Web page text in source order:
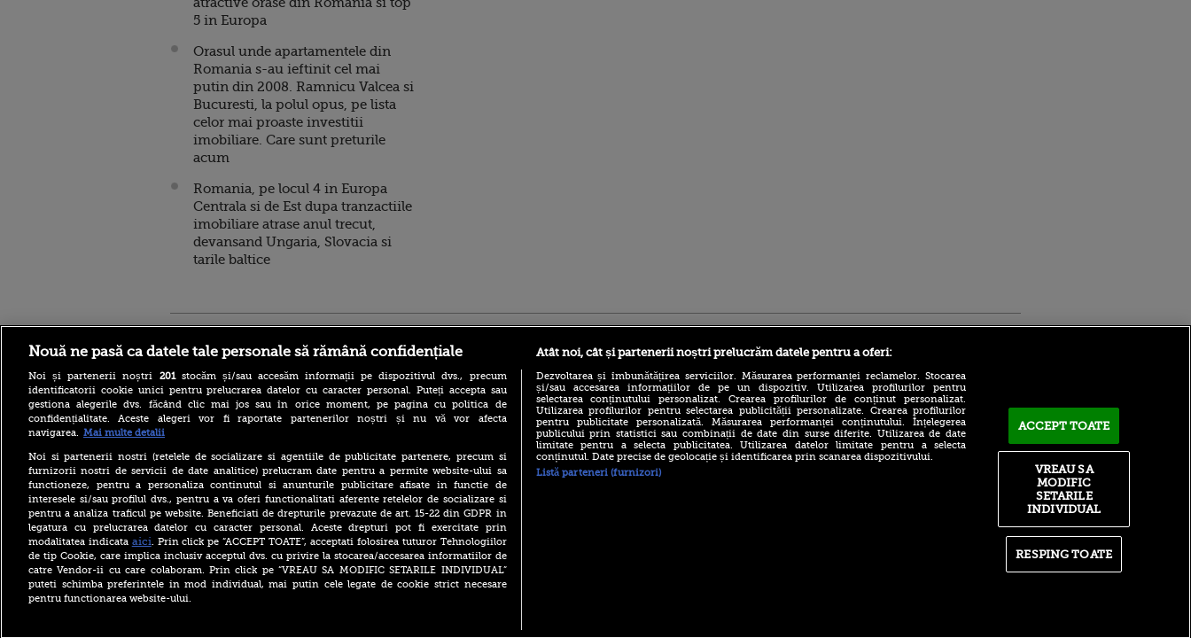
5 in Europa
Orasul unde apartamentele din
Romania s-au ieftinit cel mai
putin din 2008. Ramnicu Valcea si
Bucuresti, la polul opus, pe lista
celor mai proaste investitii
imobiliare. Care sunt preturile
acum
Romania, pe locul 4 in Europa
Centrala si de Est dupa tranzactiile
imobiliare atrase anul trecut,
devansand Ungaria, Slovacia si
tarile baltice
româncă a fost arestată în
Germania pentru spionaj în
favoarea Rusiei
Alerta West Nile: două
persoane au murit, iar
numărul cazurilor a ajuns la
10. Măsurile de protecție
împotriva țânțarilor
Ce le-a spus Donald Trump
donatorilor despre
succesorul său pentru
(P) Descoperă Lumea
Evenimentelor din România
Atmosferă din altă lume la
City pentru 50.000.000€ și a
Nouă ne pasă ca datele tale personale să rămână confidențiale
Noi și partenerii noștri 201stocăm și/sau accesăm informații pe dispozitivul dvs., precum
identificatorii cookie unici pentru prelucrarea datelor cu caracter personal. Puteți accepta sau
gestiona alegerile dvs. făcând clic mai jos sau în orice moment, pe pagina cu politica de
confidențialitate. Aceste alegeri vor fi raportate partenerilor noștri și nu vă vor afecta
navigarea. Mai multe detalii
Noi si partenerii nostri (retelele de socializare si agentiile de publicitate partenere, precum si
furnizorii nostri de servicii de date analitice) prelucram date pentru a permite website-ului sa
functioneze, pentru a personaliza continutul si anunturile publicitare afisate in functie de
interesele si/sau profilul dvs., pentru a va oferi functionalitati aferente retelelor de socializare si
pentru a analiza traficul pe website. Beneficiati de drepturile prevazute de art. 15-22 din GDPR in
legatura cu prelucrarea datelor cu caracter personal. Aceste drepturi pot fi exercitate prin
modalitatea indicata aici. Prin click pe “ACCEPT TOATE”, acceptati folosirea tuturor Tehnologiilor
de tip Cookie, care implica inclusiv acceptul dvs. cu privire la stocarea/accesarea informatiilor de
catre Vendor-ii cu care colaboram. Prin click pe “VREAU SA MODIFIC SETARILE INDIVIDUAL”
puteti schimba preferintele in mod individual, mai putin cele legate de cookie strict necesare
pentru functionarea website-ului.
Atât noi, cât și partenerii noștri prelucrăm datele pentru a oferi:
Dezvoltarea și îmbunătățirea serviciilor. Măsurarea performanței reclamelor. Stocarea
și/sau accesarea informațiilor de pe un dispozitiv. Utilizarea profilurilor pentru
selectarea conținutului personalizat. Crearea profilurilor de conținut personalizat.
Utilizarea profilurilor pentru selectarea publicității personalizate. Crearea profilurilor
pentru publicitate personalizată. Măsurarea performanței conținutului. Înțelegerea
publicului prin statistici sau combinații de date din surse diferite. Utilizarea de date
limitate pentru a selecta publicitatea. Utilizarea datelor limitate pentru a selecta
conținutul. Date precise de geolocație și identificarea prin scanarea dispozitivului.
Listă parteneri (furnizori)
ACCEPT TOATE
RESPING TOATE
VREAU SA
MODIFIC
SETARILE
INDIVIDUAL